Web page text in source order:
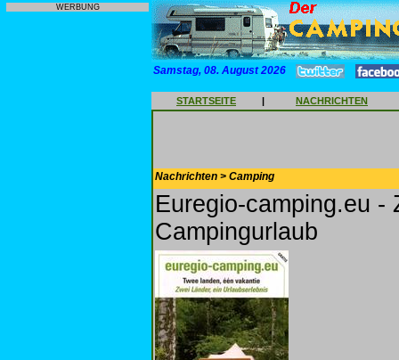
WERBUNG
Samstag, 08. August 2026
STARTSEITE | NACHRICHTEN
Nachrichten > Camping
Euregio-camping.eu -
Campingurlaub